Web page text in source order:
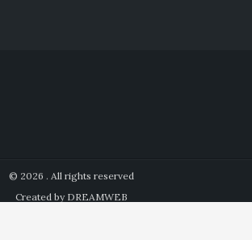
© 2026 . All rights reserved
Created by DREAMWEB